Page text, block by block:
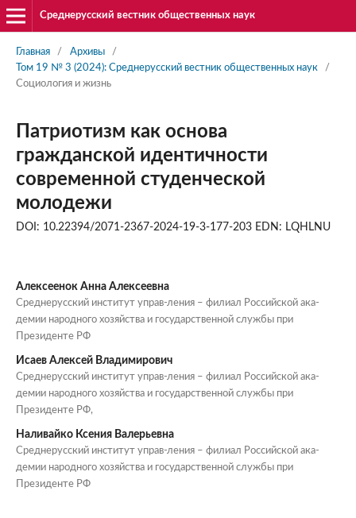
Среднерусский вестник общественных наук
Главная / Архивы
/
Том 19 № 3 (2024): Среднерусский вестник общественных наук
/
Социология и жизнь
Патриотизм как основа
гражданской идентичности
современной студенческой
молодежи
DOI: 10.22394/2071-2367-2024-19-3-177-203 EDN: LQHLNU
Алексеенок Анна Алексеевна
Среднерусский институт управ-ления – филиал Российской ака-
демии народного хозяйства и государственной службы при
Президенте РФ
Исаев Алексей Владимирович
Среднерусский институт управ-ления – филиал Российской ака-
демии народного хозяйства и государственной службы при
Президенте РФ,
Наливайко Ксения Валерьевна
Среднерусский институт управ-ления – филиал Российской ака-
демии народного хозяйства и государственной службы при
Президенте РФ